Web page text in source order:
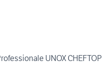
UNOX CHEFTOP